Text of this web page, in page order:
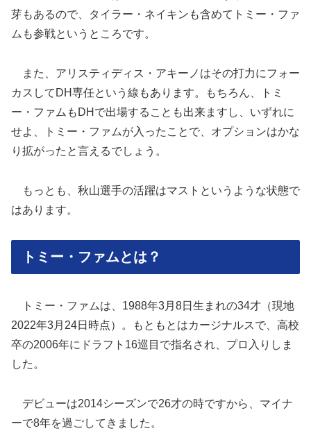
芽もあるので、タイラー・ネイキンも含めてトミー・ファ
ムも参戦というところです。
また、アリスティディス・アキーノはその打力にフォー
カスしてDH専任という線もあります。もちろん、トミ
ー・ファムもDHで出場することも出来ますし、いずれに
せよ、トミー・ファムが入ったことで、オプションはかな
り拡がったと言えるでしょう。
もっとも、秋山選手の活躍はマストというような状態で
はあります。
トミー・ファムとは？
トミー・ファムは、1988年3月8日生まれの34才（現地
2022年3月24日時点）。もともとはカージナルスで、高校
卒の2006年にドラフト16巡目で指名され、プロ入りしま
した。
デビューは2014シーズンで26才の時ですから、マイナ
ーで8年を過ごしてきました。